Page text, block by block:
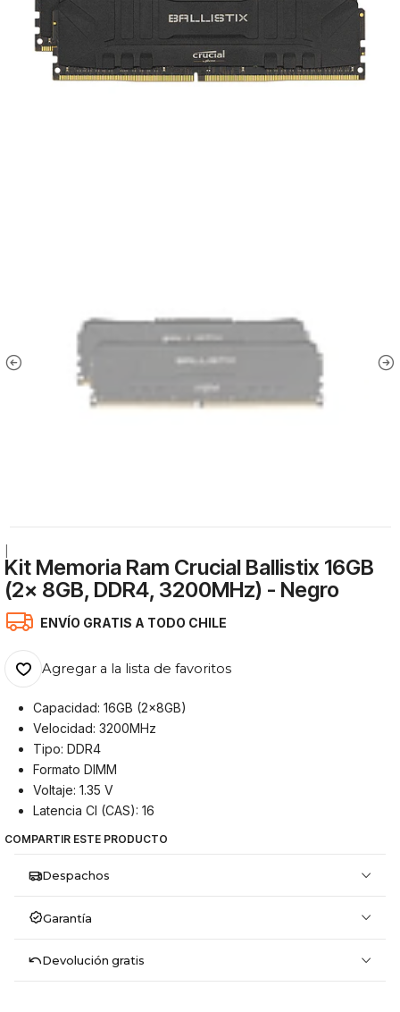
Kit Memoria Ram Crucial Ballistix 16GB
(2x 8GB, DDR4, 3200MHz) - Negro
ENVÍO GRATIS A TODO CHILE
Agregar a la lista de favoritos
Capacidad: 16GB (2x8GB)
Velocidad: 3200MHz
Tipo: DDR4
Formato DIMM
Voltaje: 1.35 V
Latencia Cl (CAS): 16
COMPARTIR ESTE PRODUCTO
Despachos
Garantía
Devolución gratis